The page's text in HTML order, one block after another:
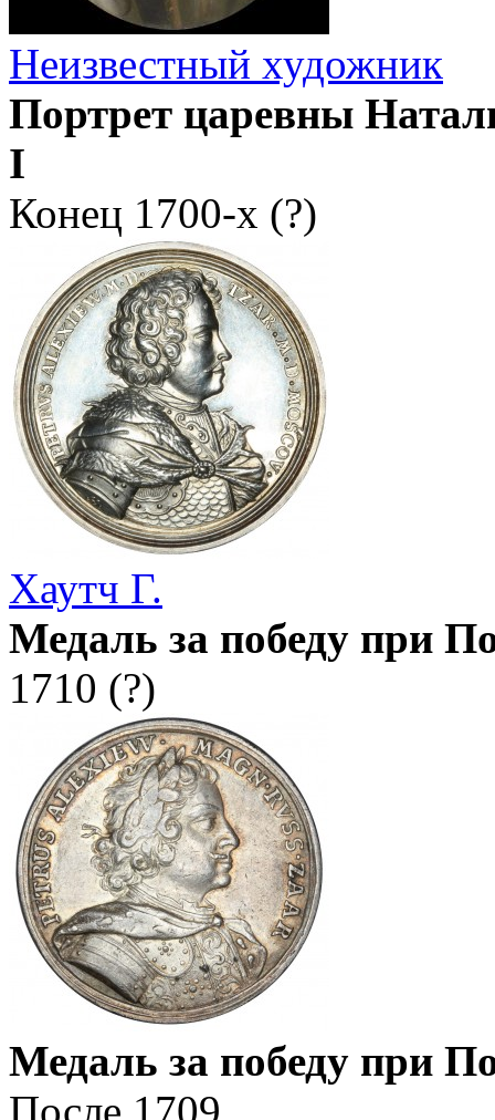
Неизвестный художник
Портрет царевны
I
Конец 1700-х (?)
Хаутч Г.
Медаль за победу при
1710 (?)
Медаль за победу при